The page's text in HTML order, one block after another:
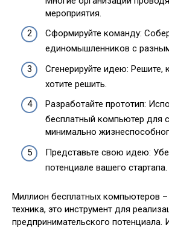
мероприятия.
Сформируйте команду:
единомышленников с
Сгенерируйте идею: Решите,
хотите решить.
Разработайте прототип:
бесплатный компьютер для
минимально
Представьте свою идею:
потенциале вашего стартапа.
Миллион бесплатных компьютеров –
техника, это инструмент для
предпринимательского потенциала.